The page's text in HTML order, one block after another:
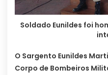
Soldado Eunildes foi
O Sargento Eunildes
Corpo de Bombeiros